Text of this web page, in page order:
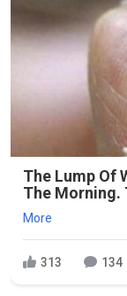
The Lump Of
The Morning.
More
313 134